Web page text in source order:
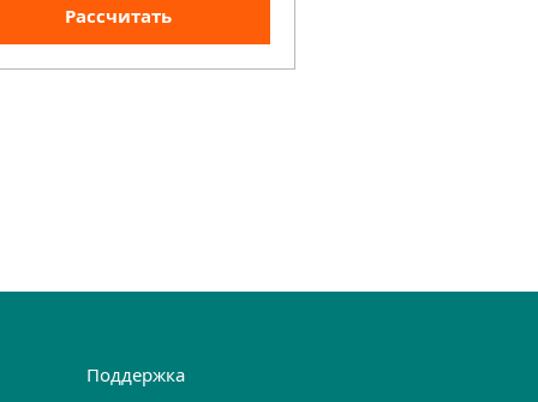
Рассчитать
Поддержка